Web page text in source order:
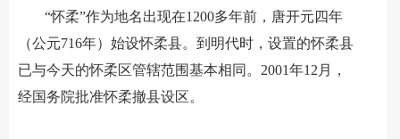
“怀柔”作为地名出现在1200多年前，唐开元四年
（公元716年）始设怀柔县。到明代时，设置的怀柔县
已与今天的怀柔区管辖范围基本相同。2001年12月，
经国务院批准怀柔撤县设区。